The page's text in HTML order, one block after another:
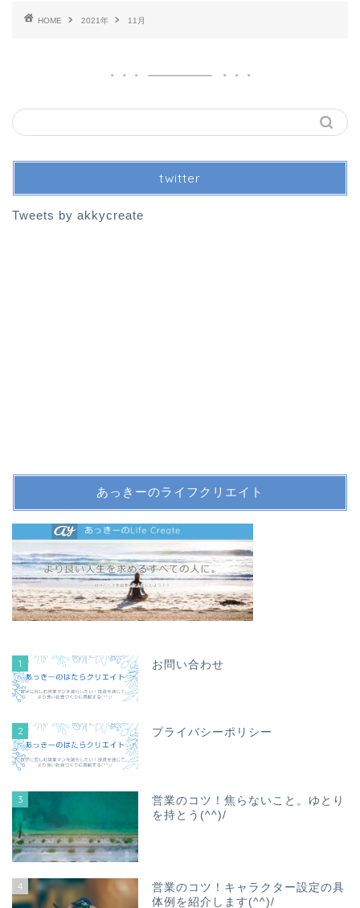
HOME 2021年 11月
twitter
Tweets by akkycreate
あっきーのライフクリエイト
1 お問い合わせ
2 プライバシーポリシー
3
営業のコツ！焦らないこと。ゆとり
を持とう(^^)/
4
営業のコツ！キャラクター設定の具
体例を紹介します(^^)/